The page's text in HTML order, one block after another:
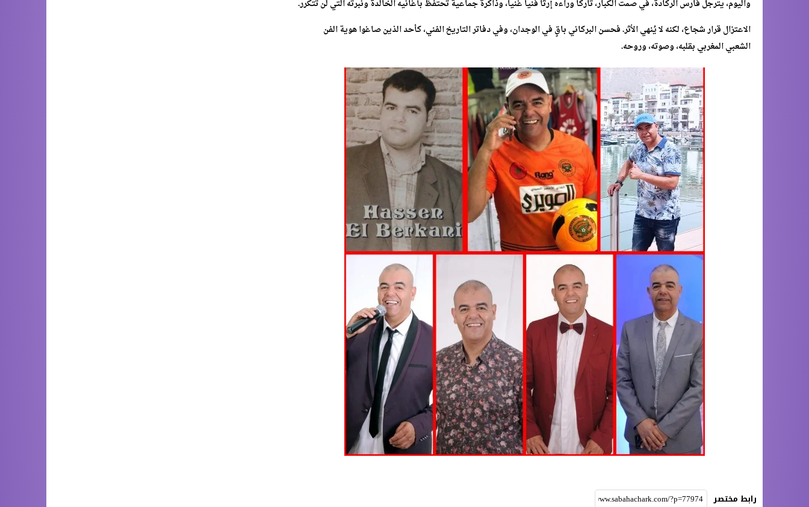
واليوم، يترجل فارس الركادة، في صمت الكبار، تاركاً وراءه إرثاً فنياً غنياً، وذاكرةً جماعيةً تحتفظ بأغانيه الخالدة ونبرته التي لن تتكرر.
الاعتزال قرار شجاع، لكنه لا يُنهي الأثر. فحسن البركاني باقٍ في الوجدان، وفي دفاتر التاريخ الفني، كأحد الذين صاغوا هوية الفن
الشعبي المغربي بقلبه، وصوته، وروحه.
رابط مختصر